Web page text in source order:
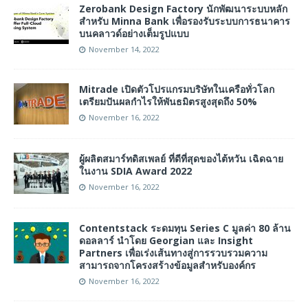
Zerobank Design Factory นักพัฒนาระบบหลัก
สำหรับ Minna Bank เพื่อรองรับระบบการธนาคาร
บนคลาวด์อย่างเต็มรูปแบบ
November 14, 2022
Mitrade เปิดตัวโปรแกรมบริษัทในเครือทั่วโลก
เตรียมปันผลกำไรให้พันธมิตรสูงสุดถึง 50%
November 16, 2022
ผู้ผลิตสมาร์ทดิสเพลย์ ที่ดีที่สุดของไต้หวัน เฉิดฉาย
ในงาน SDIA Award 2022
November 16, 2022
Contentstack ระดมทุน Series C มูลค่า 80 ล้าน
ดอลลาร์ นำโดย Georgian และ Insight
Partners เพื่อเร่งเส้นทางสู่การรวบรวมความ
สามารถจากโครงสร้างข้อมูลสำหรับองค์กร
November 16, 2022